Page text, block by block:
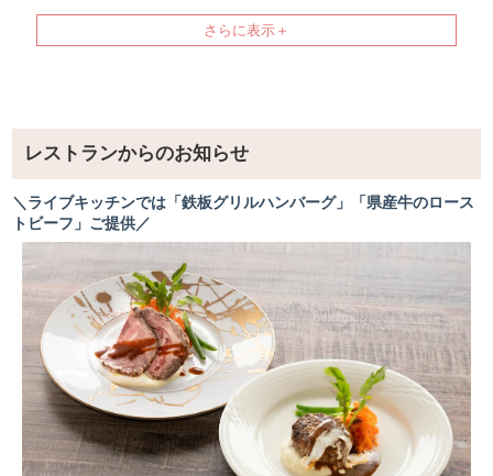
「国産和牛と県産豚の鉄板グリルハンバーグ」
国産和牛の深いコクと、沖縄県産豚のまろやかな旨みを閉
「県産牛のローストビーフ」
ローストビーフ。
上品な脂の甘みと赤身の旨みをお楽しみください。
その他ビュッフェメニュー
約60品が並ぶビュッフェには、冷製デリ、沖縄県産野菜
のフレッシュサラダ、シェフ自慢のホットディッシュ等多
彩なメニューが勢ぞろい。さらに、日替わりスープや焼き
立てパン、フルーツ、ケーキまで、
ランチタイムを彩る豊富なラインナップを心ゆくまでお楽
しみください。
レストランからのお知らせ
＼ライブキッチンでは「鉄板グリルハンバーグ」「県産牛のロース
トビーフ」ご提供／